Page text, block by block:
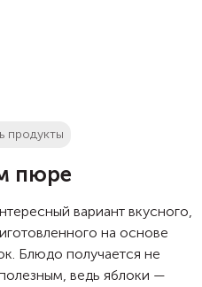
продукты
пюре
вариант вкусного,
на основе
Блюдо получается не
ведь яблоки —